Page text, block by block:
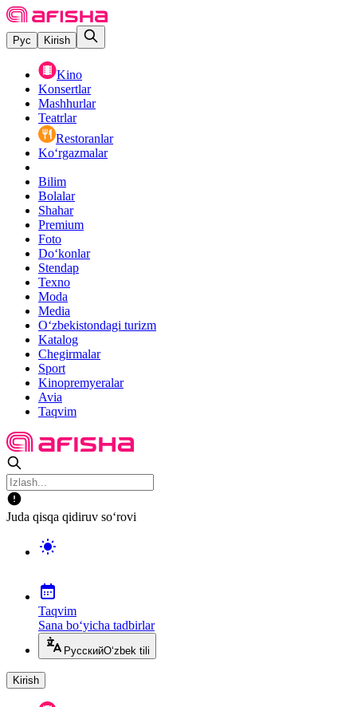
Рус Kirish
Kino
Konsertlar
Mashhurlar
Teatrlar
Restoranlar
Ko‘rgazmalar
Bilim
Bolalar
Shahar
Premium
Foto
Do‘konlar
Stendap
Texno
Moda
Media
O‘zbekistondagi turizm
Katalog
Chegirmalar
Sport
Kinopremyeralar
Avia
Taqvim
Juda qisqa qidiruv so‘rovi
Taqvim
Sana bo‘yicha tadbirlar
РусскийO‘zbek tili
Kirish